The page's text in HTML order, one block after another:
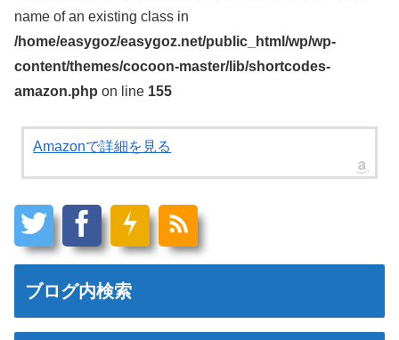
name of an existing class in
/home/easygoz/easygoz.net/public_html/wp/wp-
content/themes/cocoon-master/lib/shortcodes-
amazon.php on line 155
Amazonで詳細を見る
ブログ内検索